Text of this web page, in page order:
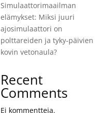
Simulaattorimaailman
elämykset: Miksi juuri
ajosimulaattori on
polttareiden ja tyky-päivien
kovin vetonaula?
Recent
Comments
Ei kommentteja.